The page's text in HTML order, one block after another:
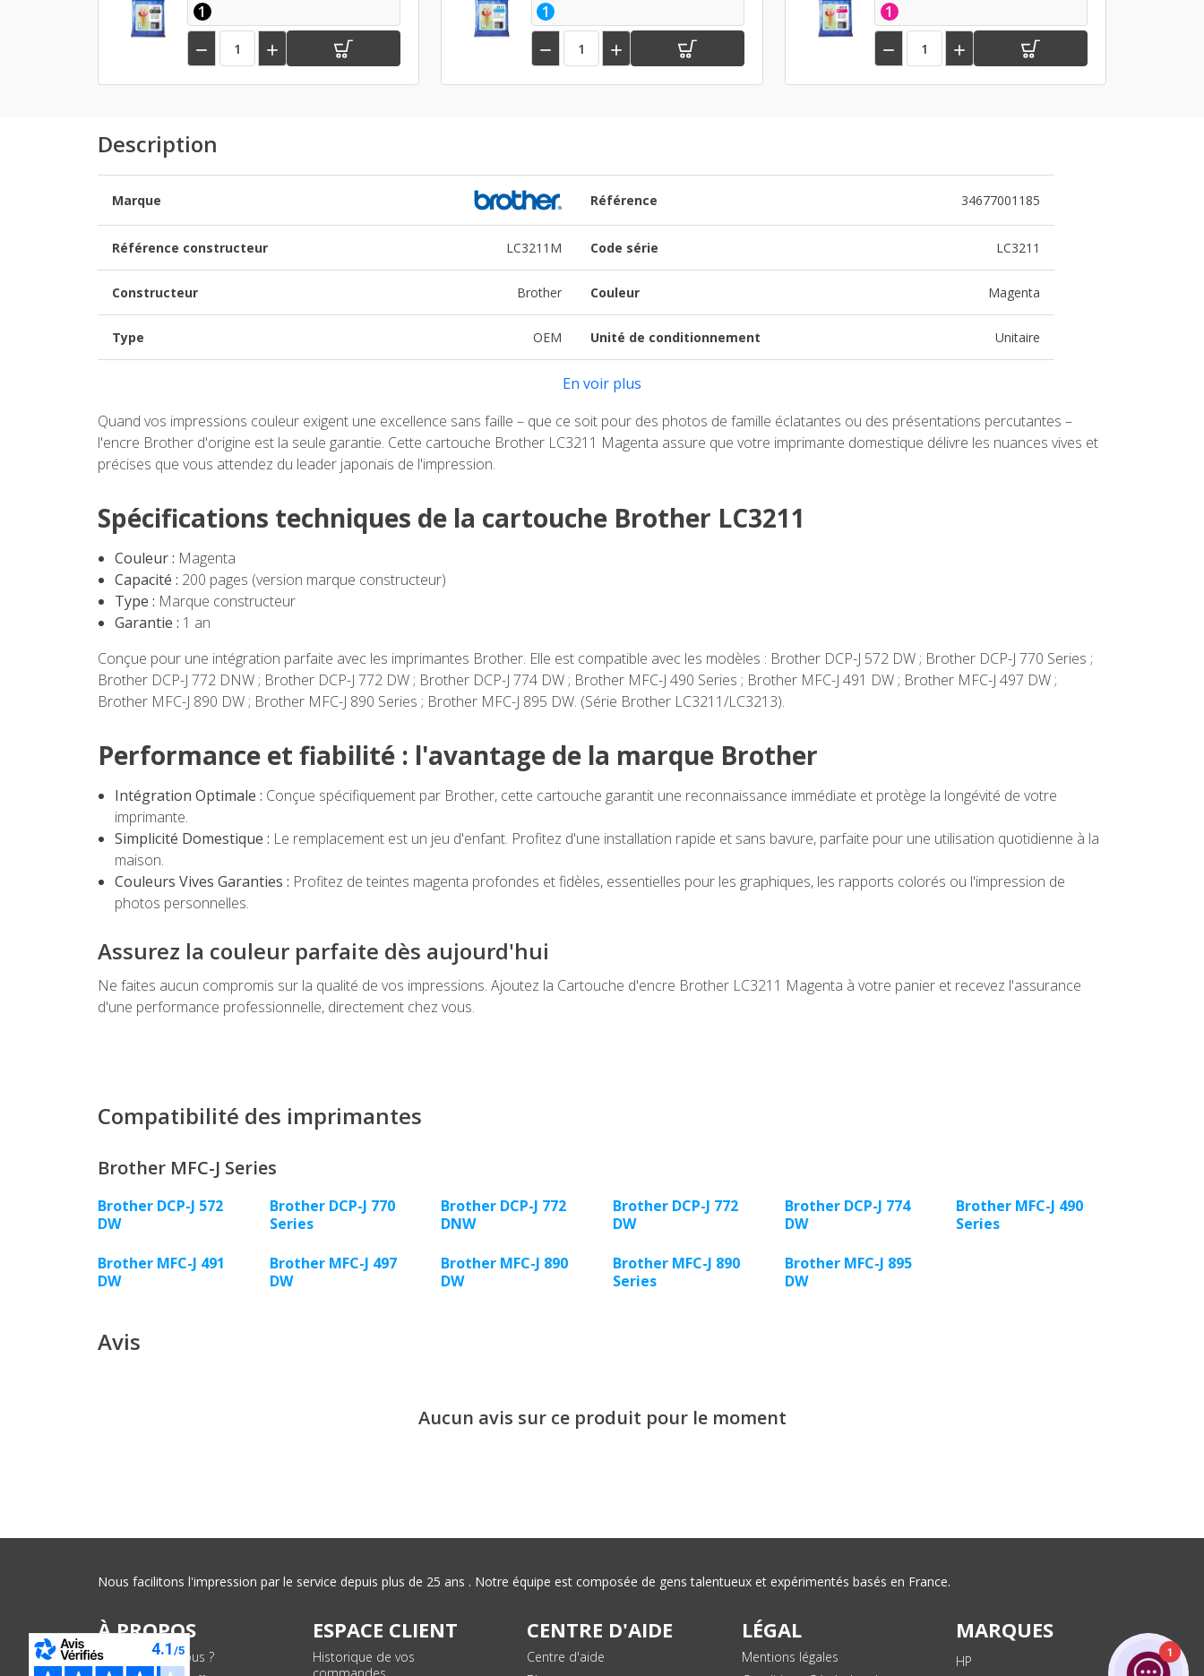
1
 
1
 
1
 
Description
Marque Référence 34677001185
Référence constructeur LC3211M Code série LC3211
Constructeur Brother Couleur Magenta
Type OEM Unité de conditionnement Unitaire
En voir plus
Quand vos impressions couleur exigent une excellence sans faille – que ce soit pour des photos de famille éclatantes ou des présentations percutantes –
l'encre Brother d'origine est la seule garantie. Cette cartouche Brother LC3211 Magenta assure que votre imprimante domestique délivre les nuances vives et
précises que vous attendez du leader japonais de l'impression.
Spécifications techniques de la cartouche Brother LC3211
Couleur : Magenta
Capacité : 200 pages (version marque constructeur)
Type : Marque constructeur
Garantie : 1 an
Conçue pour une intégration parfaite avec les imprimantes Brother. Elle est compatible avec les modèles : Brother DCP-J 572 DW ; Brother DCP-J 770 Series ;
Brother DCP-J 772 DNW ; Brother DCP-J 772 DW ; Brother DCP-J 774 DW ; Brother MFC-J 490 Series ; Brother MFC-J 491 DW ; Brother MFC-J 497 DW ;
Brother MFC-J 890 DW ; Brother MFC-J 890 Series ; Brother MFC-J 895 DW. (Série Brother LC3211/LC3213).
Performance et fiabilité : l'avantage de la marque Brother
Intégration Optimale : Conçue spécifiquement par Brother, cette cartouche garantit une reconnaissance immédiate et protège la longévité de votre
imprimante.
Simplicité Domestique : Le remplacement est un jeu d'enfant. Profitez d'une installation rapide et sans bavure, parfaite pour une utilisation quotidienne à la
maison.
Couleurs Vives Garanties : Profitez de teintes magenta profondes et fidèles, essentielles pour les graphiques, les rapports colorés ou l'impression de
photos personnelles.
Assurez la couleur parfaite dès aujourd'hui
Ne faites aucun compromis sur la qualité de vos impressions. Ajoutez la Cartouche d'encre Brother LC3211 Magenta à votre panier et recevez l'assurance
d'une performance professionnelle, directement chez vous.
Compatibilité des imprimantes
Brother MFC-J Series
Brother DCP-J 572
DW
Brother DCP-J 770
Series
Brother DCP-J 772
DNW
Brother DCP-J 772
DW
Brother DCP-J 774
DW
Brother MFC-J 490
Series
Brother MFC-J 491
DW
Brother MFC-J 497
DW
Brother MFC-J 890
DW
Brother MFC-J 890
Series
Brother MFC-J 895
DW
Avis
Aucun avis sur ce produit pour le moment
Nous facilitons l'impression par le service depuis plus de 25 ans . Notre équipe est composée de gens talentueux et expérimentés basés en France.
À PROPOS
Qui sommes-nous ?
ESPACE CLIENT
Historique de vos
CENTRE D'AIDE
Centre d'aide
LÉGAL
Mentions légales
MARQUES
HP
1